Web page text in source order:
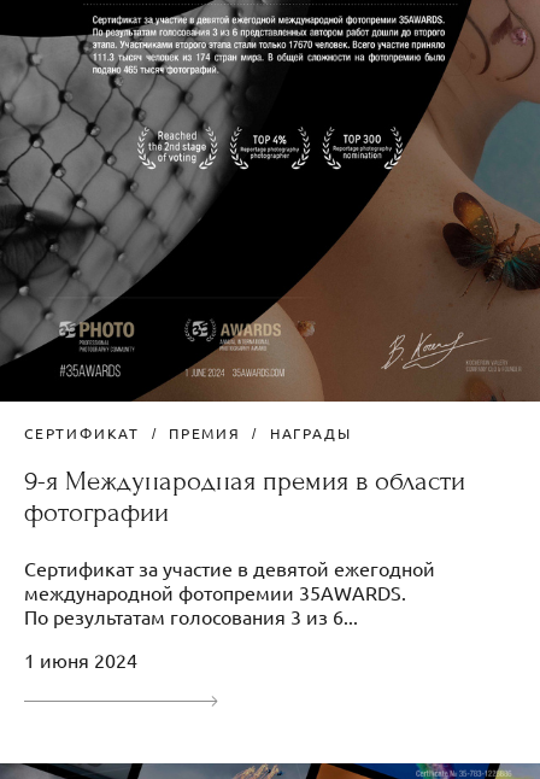
СЕРТИФИКАТ ПРЕМИЯ НАГРАДЫ
9-я Международная премия в области
фотографии
Сертификат за участие в девятой ежегодной
международной фотопремии 35AWARDS.
По результатам голосования 3 из 6...
1 июня 2024